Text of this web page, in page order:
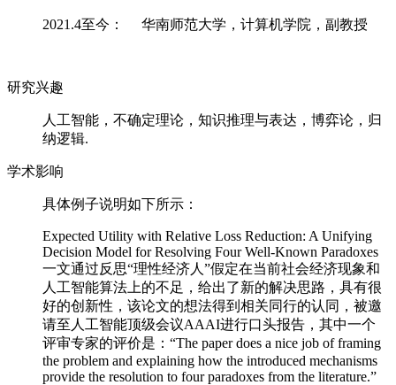
2021.4至今： 华南师范大学，计算机学院，副教授
研究兴趣
人工智能，不确定理论，知识推理与表达，博弈论，归
纳逻辑.
学术影响
具体例子说明如下所示：
Expected Utility with Relative Loss Reduction: A Unifying
Decision Model for Resolving Four Well-Known Paradoxes
一文通过反思“理性经济人”假定在当前社会经济现象和
人工智能算法上的不足，给出了新的解决思路，具有很
好的创新性，该论文的想法得到相关同行的认同，被邀
请至人工智能顶级会议AAAI进行口头报告，其中一个
评审专家的评价是：“The paper does a nice job of framing
the problem and explaining how the introduced mechanisms
provide the resolution to four paradoxes from the literature.”